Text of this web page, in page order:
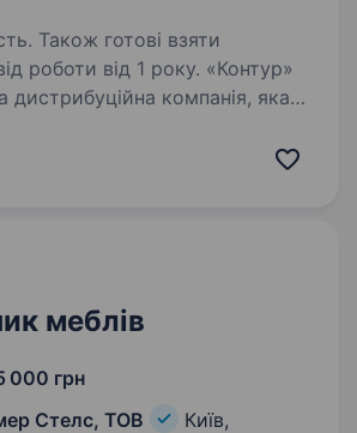
Також готові взяти
від 1 року. «Контур»
компанія, яка
підходу до продажу та наданні
меблів
000 грн
Стелс, ТОВ
Київ,